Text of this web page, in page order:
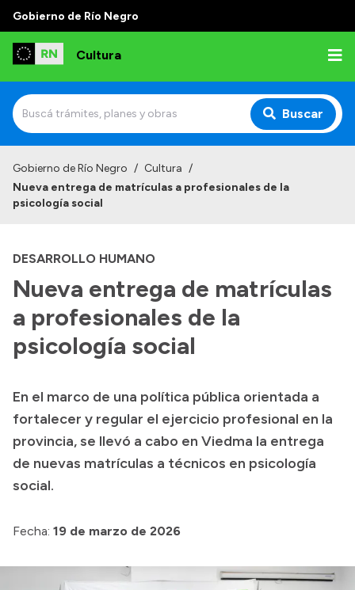
Gobierno de Río Negro
Cultura
Buscar
Institucional
Autoridades
Delegaciones
Normativa
Presupuesto
Boletín Oficial
Compras y licitaciones
Consulta de expedientes
Convocatorias
Intranet
Gobierno de Río Negro / Cultura /
Nueva entrega de matrículas a profesionales de la
psicología social
DESARROLLO HUMANO
Nueva entrega de matrículas
a profesionales de la
psicología social
En el marco de una política pública orientada a
fortalecer y regular el ejercicio profesional en la
provincia, se llevó a cabo en Viedma la entrega
de nuevas matrículas a técnicos en psicología
social.
Fecha: 19 de marzo de 2026